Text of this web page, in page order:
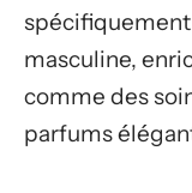
masculine,
comme des
parfums